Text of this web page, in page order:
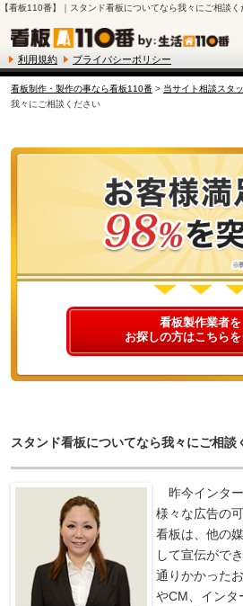
【看板110番】｜スタンド看板についてなら我々にご相談
利用規約 プライバシーポリシー
看板制作・製作の事なら看板110番> 当サイト相談スタ
我々にご相談ください
看板製作業者を
お探しの方はこちら
スタンド看板についてなら我々にご相談
昨今インター
様々な広告の
看板は、他の
して宣伝がで
通りかかった
やCM、インタ